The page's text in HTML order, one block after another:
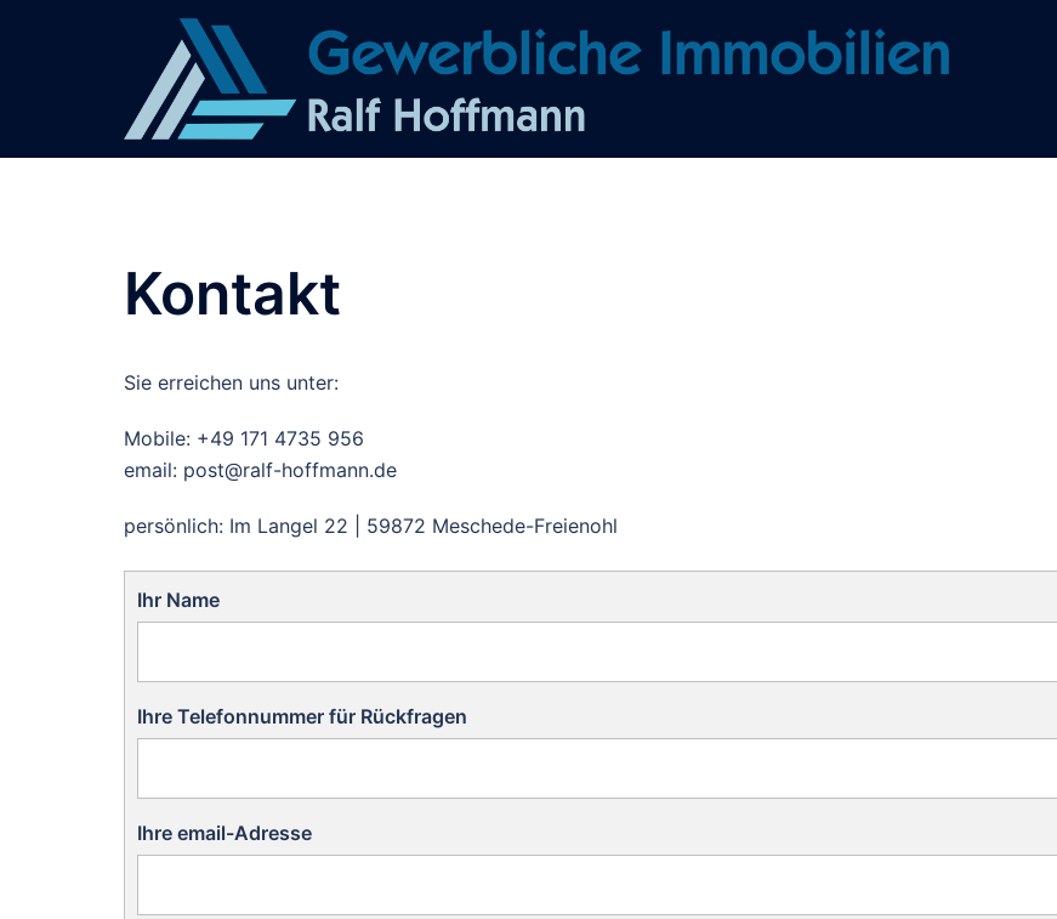
Kontakt
Sie erreichen uns unter:
Mobile: +49 171 4735 956
email: post@ralf-hoffmann.de
persönlich: Im Langel 22 | 59872 Meschede-Freienohl
Ihr Name
Ihre Telefonnummer für Rückfragen
Ihre email-Adresse